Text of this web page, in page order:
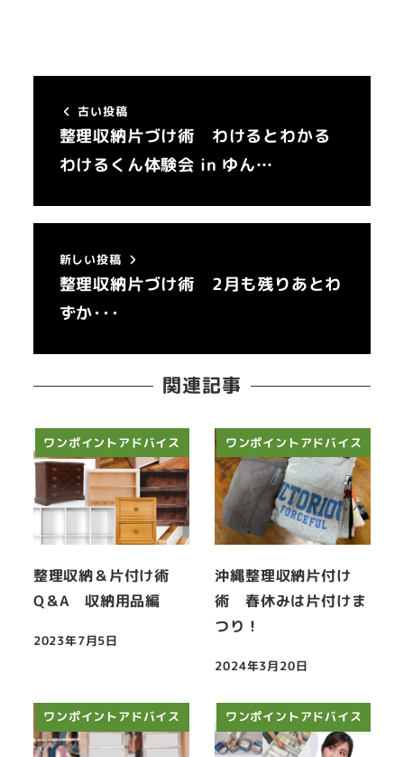
古い投稿
整理収納片づけ術 わけるとわかる
わけるくん体験会 in ゆん…
新しい投稿
整理収納片づけ術 2月も残りあとわ
ずか･･･
関連記事
ワンポイントアドバイス
整理収納＆片付け術
Q＆A 収納用品編
投稿日
2023年7月5日
ワンポイントアドバイス
沖縄整理収納片付け
術 春休みは片付けま
つり！
投稿日
2024年3月20日
ワンポイントアドバイス ワンポイントアドバイス